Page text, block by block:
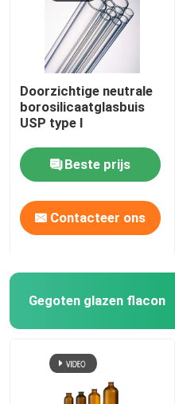
Doorzichtige neutrale
borosilicaatglasbuis
USP type I
Beste prijs
Contacteer ons
Gegoten glazen flacon